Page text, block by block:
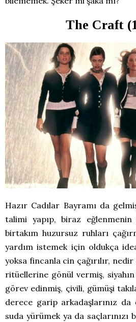
The Craft
Hazır Cadılar Bayramı da
talimi yapıp, biraz eğlenmenin
birtakım huzursuz ruhları
yardım istemek için oldukça
yoksa fincanla cin çağırılır, nedir
ritüellerine gönül vermiş,
görev edinmiş, çivili, gümüşi
derece garip arkadaşlarınız da
suda yürümek ya da